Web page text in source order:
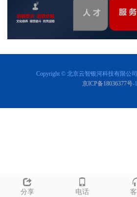
分享 电话
Copyright © 北京云智银河科技有限公司
京ICP备18036377号-1